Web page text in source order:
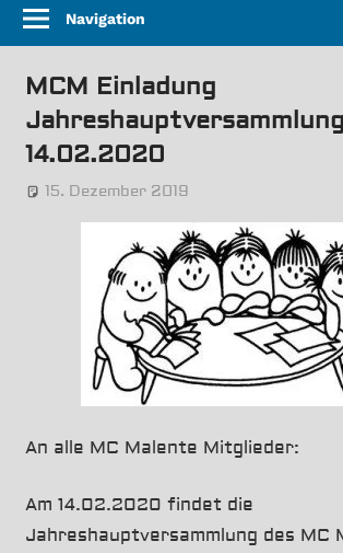
so
it
and
rip
Navigation
MCM Einladung
Jahreshauptversammlung
14.02.2020
15. Dezember 2019
An alle MC Malente Mitglieder:
Am 14.02.2020 findet die
Jahreshauptversammlung des MC